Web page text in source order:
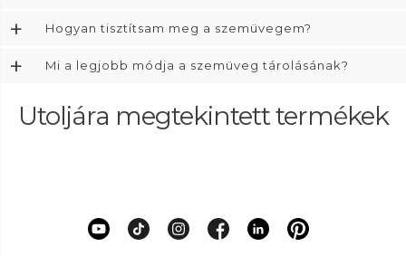
+ Hogyan tisztítsam meg a szemüvegem?
+ Mi a legjobb módja a szemüveg tárolásának?
Utoljára megtekintett termékek